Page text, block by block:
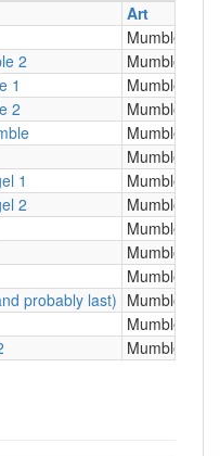
Art
Mumble
2 Mumble
1 Mumble
2 Mumble
Mumble
Mumble
1 Mumble
2 Mumble
Mumble
Mumble
Mumble
probably last) Mumble
Mumble
Mumble